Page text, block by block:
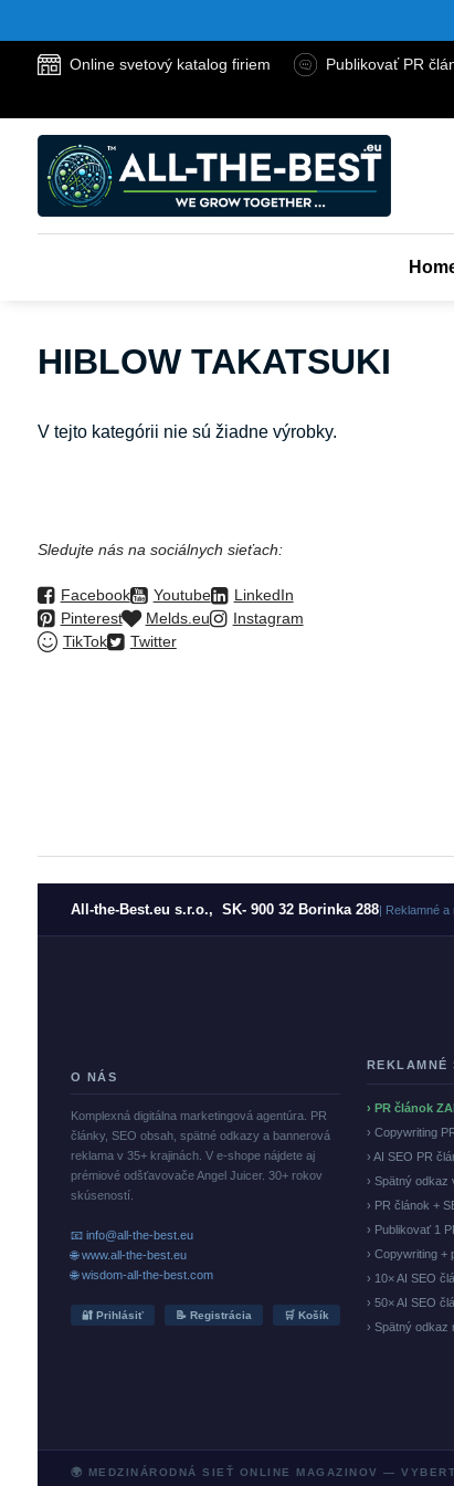
Online svetový katalog firiem Publikovať PR
HIBLOW TAKATSUKI
V tejto kategórii nie sú žiadne výrobky.
Sledujte nás na sociálnych sieťach:
Facebook Youtube
LinkedIn
Pinterest
Melds.eu
Instagram
TikTok
Twitter
All-the-Best.eu s.r.o., SK- 900 32 Borinka 288| Reklamné a
O NÁS
Komplexná digitálna marketingová agentúra. PR
články, SEO obsah, spätné odkazy a bannerová
reklama v 35+ krajinách. V e-shope nájdete aj
prémiové odšťavovače Angel Juicer. 30+ rokov
skúseností.
📧 info@all-the-best.eu
🌐 www.all-the-best.eu
🌐 wisdom-all-the-best.com
🔐 Prihlásiť 📝 Registrácia 🛒 Košík
REKLAMNÉ
› PR článok
› Copywriting
› AI SEO PR
› Spätný odkaz
› PR článok +
› Publikovať 1
› Copywriting +
› 10× AI SEO
› 50× AI SEO
› Spätný odkaz
🌍 MEDZINÁRODNÁ SIEŤ ONLINE MAGAZINOV —